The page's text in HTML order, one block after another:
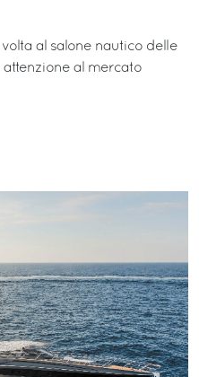
al salone nautico delle
al mercato